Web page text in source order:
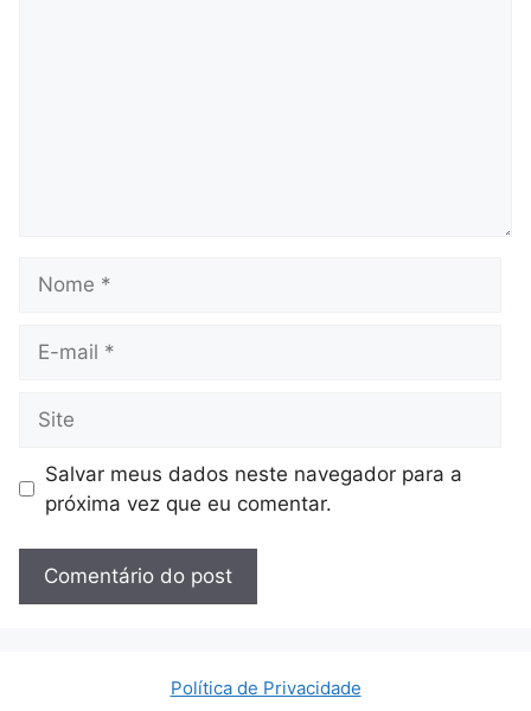
mail
Salvar meus dados neste navegador para a
próxima vez que eu comentar.
Política de Privacidade